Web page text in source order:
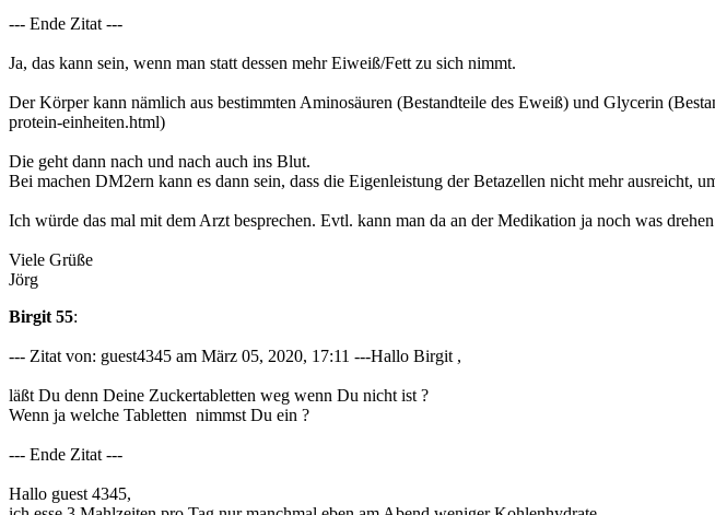
--- Ende Zitat ---
Ja, das kann sein, wenn man statt dessen mehr Eiweiß/Fett zu sich nimmt.
Der Körper kann nämlich aus bestimmten Aminosäuren (Bestandteile des Eweiß) und Glycerin
protein-einheiten.html)
Die geht dann nach und nach auch ins Blut.
Bei machen DM2ern kann es dann sein, dass die Eigenleistung der Betazellen nicht mehr ausreicht,
Ich würde das mal mit dem Arzt besprechen. Evtl. kann man da an der Medikation ja noch was
Viele Grüße
Jörg
Birgit 55:
--- Zitat von: guest4345 am März 05, 2020, 17:11 ---Hallo Birgit ,
läßt Du denn Deine Zuckertabletten weg wenn Du nicht ist ?
Wenn ja welche Tabletten nimmst Du ein ?
--- Ende Zitat ---
Hallo guest 4345,